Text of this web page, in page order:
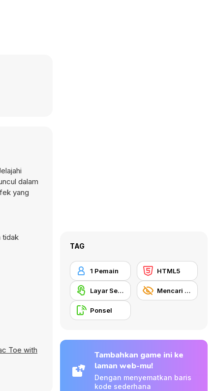
dalam
yang
tidak
Toe with
TAG
1 Pemain HTML5
Layar Sentuh Mencari Benda
Ponsel
Tambahkan game ini ke
laman web-mu!
Dengan menyematkan baris
kode sederhana